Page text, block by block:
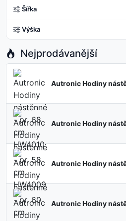
Šířka
Výška
Nejprodávanější